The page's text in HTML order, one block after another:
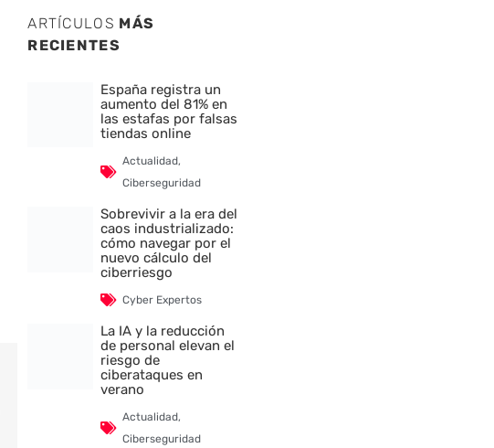
ARTÍCULOS MÁS
RECIENTES
España registra un
aumento del 81% en
las estafas por falsas
tiendas online
Actualidad,
Ciberseguridad
Sobrevivir a la era del
caos industrializado:
cómo navegar por el
nuevo cálculo del
ciberriesgo
Cyber Expertos
La IA y la reducción
de personal elevan el
riesgo de
ciberataques en
verano
Actualidad,
Ciberseguridad